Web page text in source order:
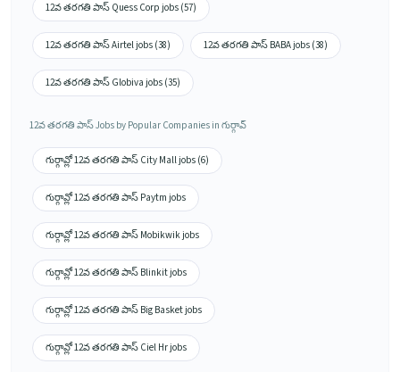
12వ తరగతి పాస్ Quess Corp jobs (57)
12వ తరగతి పాస్ Airtel jobs (38) 12వ తరగతి పాస్ BABA jobs (38)
12వ తరగతి పాస్ Globiva jobs (35)
12వ తరగతి పాస్ Jobs by Popular Companies in గుర్గావ్
గుర్గావ్లో 12వ తరగతి పాస్ City Mall jobs (6)
గుర్గావ్లో 12వ తరగతి పాస్ Paytm jobs
గుర్గావ్లో 12వ తరగతి పాస్ Mobikwik jobs
గుర్గావ్లో 12వ తరగతి పాస్ Blinkit jobs
గుర్గావ్లో 12వ తరగతి పాస్ Big Basket jobs
గుర్గావ్లో 12వ తరగతి పాస్ Ciel Hr jobs